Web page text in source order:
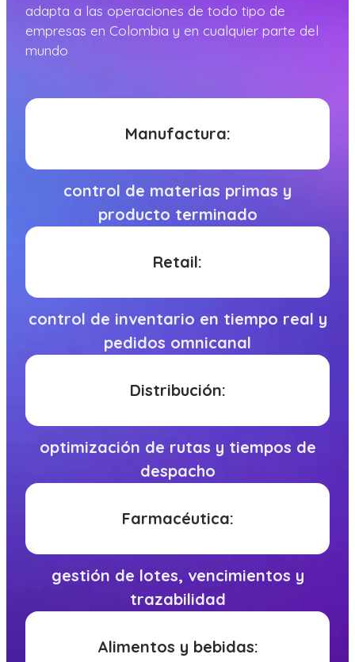
adapta a las operaciones de todo tipo de
empresas en Colombia y en cualquier parte del
mundo
Manufactura:
control de materias primas y
producto terminado
Retail:
control de inventario en tiempo real y
pedidos omnicanal
Distribución:
optimización de rutas y tiempos de
despacho
Farmacéutica:
gestión de lotes, vencimientos y
trazabilidad
Alimentos y bebidas: